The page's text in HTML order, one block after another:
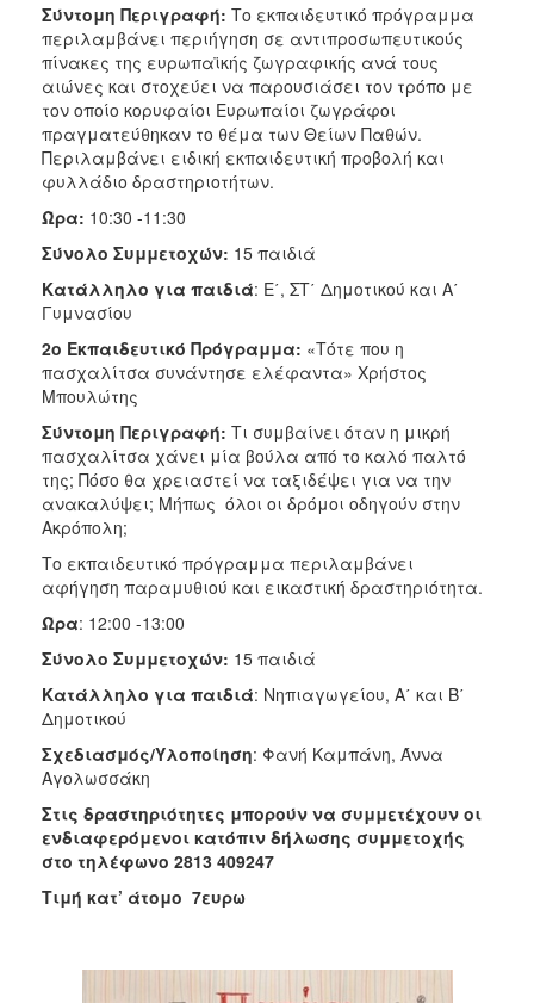
Σύντομη Περιγραφή: Το εκπαιδευτικό πρόγραμμα
περιλαμβάνει περιήγηση σε αντιπροσωπευτικούς
πίνακες της ευρωπαϊκής ζωγραφικής ανά τους
αιώνες και στοχεύει να παρουσιάσει τον τρόπο με
τον οποίο κορυφαίοι Ευρωπαίοι ζωγράφοι
πραγματεύθηκαν το θέμα των Θείων Παθών.
Περιλαμβάνει ειδική εκπαιδευτική προβολή και
φυλλάδιο δραστηριοτήτων.
Ώρα: 10:30 -11:30
Σύνολο Συμμετοχών: 15 παιδιά
Κατάλληλο για παιδιά: Ε΄, ΣΤ΄ Δημοτικού και Α΄
Γυμνασίου
2ο Εκπαιδευτικό Πρόγραμμα: «Τότε που η
πασχαλίτσα συνάντησε ελέφαντα» Χρήστος
Μπουλώτης
Σύντομη Περιγραφή: Τι συμβαίνει όταν η μικρή
πασχαλίτσα χάνει μία βούλα από το καλό παλτό
της; Πόσο θα χρειαστεί να ταξιδέψει για να την
ανακαλύψει; Μήπως όλοι οι δρόμοι οδηγούν στην
Ακρόπολη;
Το εκπαιδευτικό πρόγραμμα περιλαμβάνει
αφήγηση παραμυθιού και εικαστική δραστηριότητα.
Ώρα: 12:00 -13:00
Σύνολο Συμμετοχών: 15 παιδιά
Κατάλληλο για παιδιά: Νηπιαγωγείου, Α΄ και Β΄
Δημοτικού
Σχεδιασμός/Υλοποίηση: Φανή Καμπάνη, Άννα
Αγολωσσάκη
Στις δραστηριότητες μπορούν να συμμετέχουν οι
ενδιαφερόμενοι κατόπιν δήλωσης συμμετοχής
στο τηλέφωνο 2813 409247
Τιμή κατ’ άτομο 7ευρω